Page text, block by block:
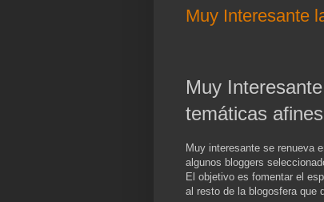
Muy Interesante
Muy
temáticas
Muy interesante se renueva
algunos bloggers
El objetivo es fomentar el
al resto de la blogosfera que